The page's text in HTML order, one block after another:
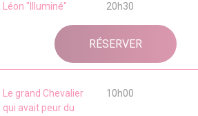
Léon "Illuminé" 20h30
RÉSERVER
Le grand Chevalier
qui avait peur du
10h00